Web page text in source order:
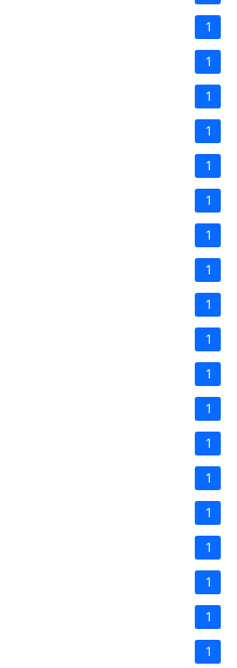
1
1
1
1
1
1
1
1
1
1
1
1
1
1
1
1
1
1
1